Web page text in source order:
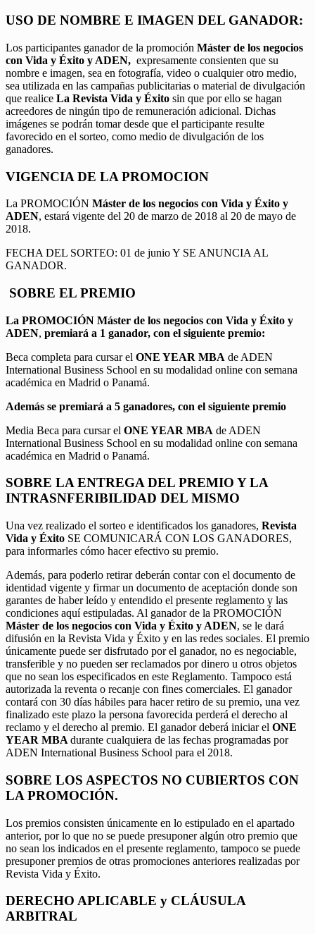
USO DE NOMBRE E IMAGEN DEL GANADOR:
Los participantes ganador de la promoción Máster de los negocios
con Vida y Éxito y ADEN, expresamente consienten que su
nombre e imagen, sea en fotografía, video o cualquier otro medio,
sea utilizada en las campañas publicitarias o material de divulgación
que realice La Revista Vida y Éxito sin que por ello se hagan
acreedores de ningún tipo de remuneración adicional. Dichas
imágenes se podrán tomar desde que el participante resulte
favorecido en el sorteo, como medio de divulgación de los
ganadores.
VIGENCIA DE LA PROMOCION
La PROMOCIÓN Máster de los negocios con Vida y Éxito y
ADEN, estará vigente del 20 de marzo de 2018 al 20 de mayo de
2018.
FECHA DEL SORTEO: 01 de junio Y SE ANUNCIA AL
GANADOR.
SOBRE EL PREMIO
La PROMOCIÓN Máster de los negocios con Vida y Éxito y
ADEN, premiará a 1 ganador, con el siguiente premio:
Beca completa para cursar el ONE YEAR MBA de ADEN
International Business School en su modalidad online con semana
académica en Madrid o Panamá.
Además se premiará a 5 ganadores, con el siguiente premio
Media Beca para cursar el ONE YEAR MBA de ADEN
International Business School en su modalidad online con semana
académica en Madrid o Panamá.
SOBRE LA ENTREGA DEL PREMIO Y LA
INTRASNFERIBILIDAD DEL MISMO
Una vez realizado el sorteo e identificados los ganadores, Revista
Vida y Éxito SE COMUNICARÁ CON LOS GANADORES,
para informarles cómo hacer efectivo su premio.
Además, para poderlo retirar deberán contar con el documento de
identidad vigente y firmar un documento de aceptación donde son
garantes de haber leído y entendido el presente reglamento y las
condiciones aquí estipuladas. Al ganador de la PROMOCIÓN
Máster de los negocios con Vida y Éxito y ADEN, se le dará
difusión en la Revista Vida y Éxito y en las redes sociales. El premio
únicamente puede ser disfrutado por el ganador, no es negociable,
transferible y no pueden ser reclamados por dinero u otros objetos
que no sean los especificados en este Reglamento. Tampoco está
autorizada la reventa o recanje con fines comerciales. El ganador
contará con 30 días hábiles para hacer retiro de su premio, una vez
finalizado este plazo la persona favorecida perderá el derecho al
reclamo y el derecho al premio. El ganador deberá iniciar el ONE
YEAR MBA durante cualquiera de las fechas programadas por
ADEN International Business School para el 2018.
SOBRE LOS ASPECTOS NO CUBIERTOS CON
LA PROMOCIÓN.
Los premios consisten únicamente en lo estipulado en el apartado
anterior, por lo que no se puede presuponer algún otro premio que
no sean los indicados en el presente reglamento, tampoco se puede
presuponer premios de otras promociones anteriores realizadas por
Revista Vida y Éxito.
DERECHO APLICABLE y CLÁUSULA
ARBITRAL